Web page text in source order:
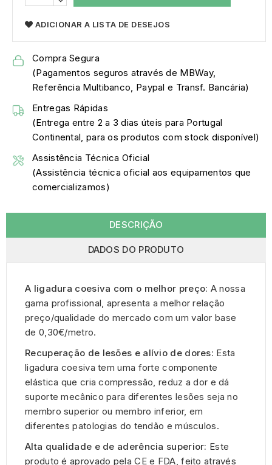
ADICIONAR A LISTA DE DESEJOS
Compra Segura
(Pagamentos seguros através de MBWay,
Referência Multibanco, Paypal e Transf. Bancária)
Entregas Rápidas
(Entrega entre 2 a 3 dias úteis para Portugal
Continental, para os produtos com stock disponível)
Assistência Técnica Oficial
(Assistência técnica oficial aos equipamentos que
comercializamos)
DESCRIÇÃO
DADOS DO PRODUTO
A ligadura coesiva com o melhor preço: A nossa
gama profissional, apresenta a melhor relação
preço/qualidade do mercado com um valor base
de 0,30€/metro.
Recuperação de lesões e alívio de dores: Esta
ligadura coesiva tem uma forte componente
elástica que cria compressão, reduz a dor e dá
suporte mecânico para diferentes lesões seja no
membro superior ou membro inferior, em
diferentes patologias do tendão e músculos.
Alta qualidade e de aderência superior: Este
produto é aprovado pela CE e FDA, feito através